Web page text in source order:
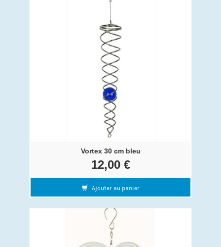
Vortex 30 cm bleu
12,00 €
Ajouter au panier